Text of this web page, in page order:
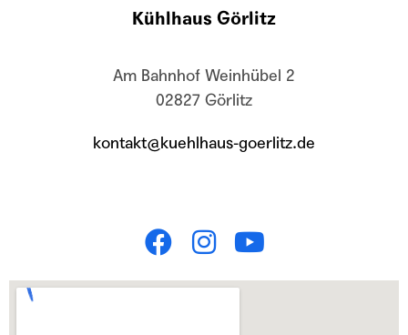
Kühlhaus Görlitz
Am Bahnhof Weinhübel 2
02827 Görlitz
kontakt@kuehlhaus-goerlitz.de